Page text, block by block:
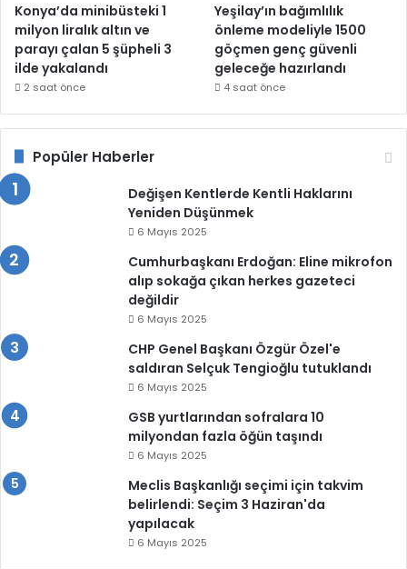
Konya’da minibüsteki 1
milyon liralık altın ve
parayı çalan 5 şüpheli 3
ilde yakalandı
2 saat önce
Yeşilay’ın bağımlılık
önleme modeliyle 1500
göçmen genç güvenli
geleceğe hazırlandı
4 saat önce
Popüler Haberler
Değişen Kentlerde Kentli Haklarını
Yeniden Düşünmek
6 Mayıs 2025
Cumhurbaşkanı Erdoğan: Eline mikrofon
alıp sokağa çıkan herkes gazeteci
değildir
6 Mayıs 2025
CHP Genel Başkanı Özgür Özel'e
saldıran Selçuk Tengioğlu tutuklandı
6 Mayıs 2025
GSB yurtlarından sofralara 10
milyondan fazla öğün taşındı
6 Mayıs 2025
Meclis Başkanlığı seçimi için takvim
belirlendi: Seçim 3 Haziran'da
yapılacak
6 Mayıs 2025